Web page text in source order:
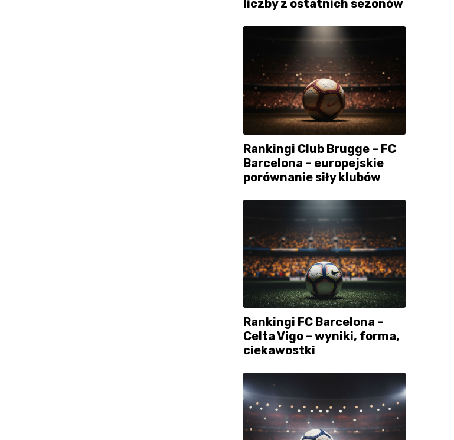
liczby z ostatnich sezonów
Rankingi Club Brugge – FC
Barcelona – europejskie
porównanie siły klubów
Rankingi FC Barcelona –
Celta Vigo – wyniki, forma,
ciekawostki